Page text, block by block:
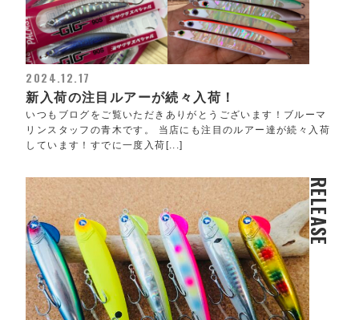
2024.12.17
新入荷の注目ルアーが続々入荷！
いつもブログをご覧いただきありがとうございます！ブルーマ
リンスタッフの青木です。 当店にも注目のルアー達が続々入荷
しています！すでに一度入荷[...]
RELEASE